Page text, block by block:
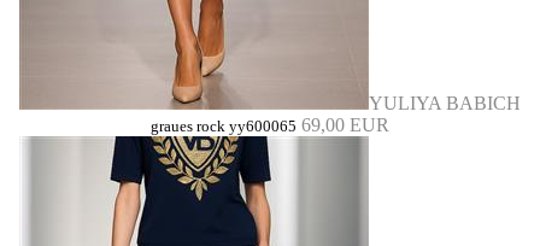
YULIYA BABICH
graues rock yy600065 69,00 EUR